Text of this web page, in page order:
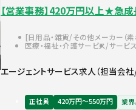
【営業事務】420万円以上★急
日用品・雑貨 その他メーカー（素
医療・福祉・介護サービス サービ
エージェントサービス求人（担当会
正社員 420万円〜550万円 業